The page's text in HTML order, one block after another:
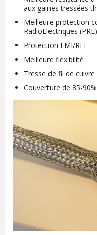
aux gaines tressées
Meilleure protection
RadioElectriques
Protection EMI/RFI
Meilleure flexibilité
Tresse de fil de
Couverture de 85-